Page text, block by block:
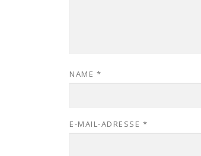
NAME *
E-MAIL-ADRESSE *